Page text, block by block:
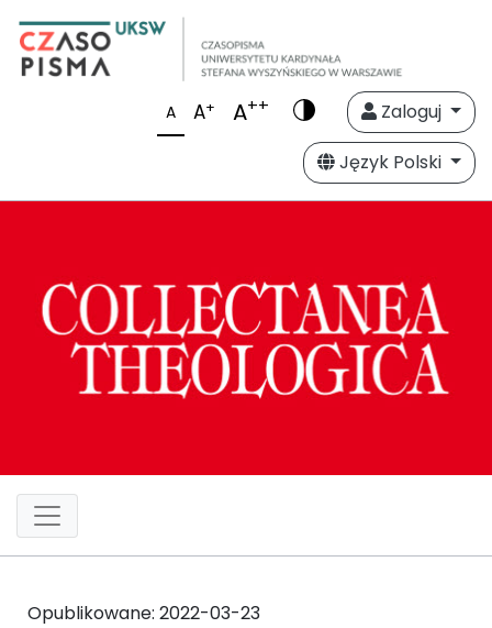
A A+ A++
Zaloguj
Język Polski
Opublikowane: 2022-03-23